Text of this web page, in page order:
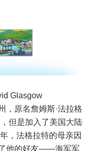
Glasgow
，原名詹姆斯·法拉格
但是加入了美国大陆
，法格拉特的母亲因
他的好友——海军军